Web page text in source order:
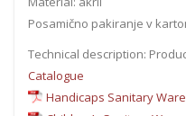
Posamično pakiranje v
Technical description:
Catalogue
Handicaps Sanitary